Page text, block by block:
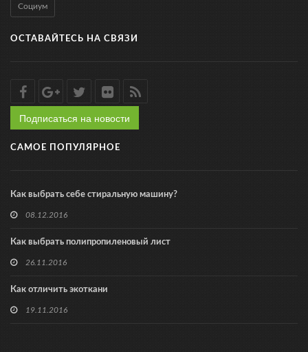
Социум
ОСТАВАЙТЕСЬ НА СВЯЗИ
Подписаться на новости
САМОЕ ПОПУЛЯРНОЕ
Как выбрать себе стиральную машину?
08.12.2016
Как выбрать полипропиленовый лист
26.11.2016
Как отличить экоткани
19.11.2016